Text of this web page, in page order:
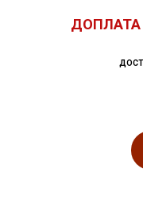
ДОПЛАТА